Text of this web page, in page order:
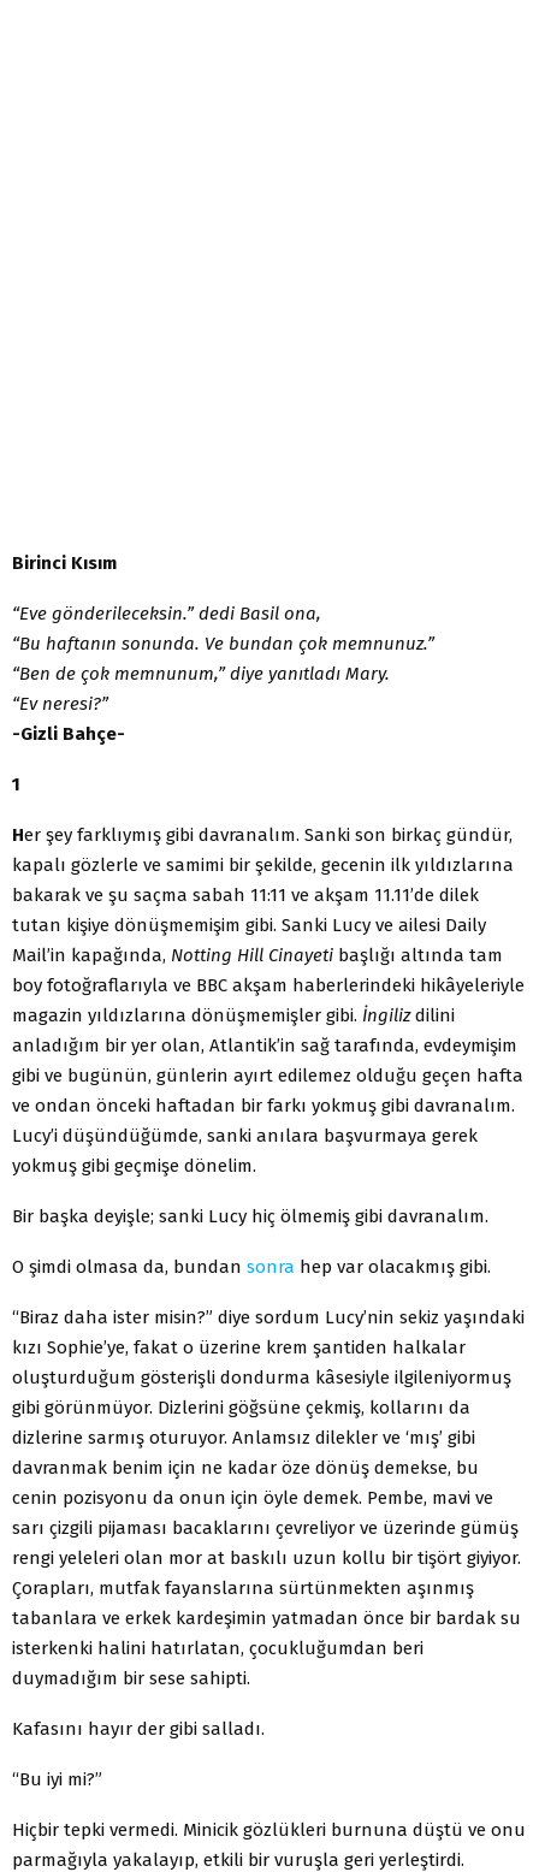
Birinci Kısım
“Eve gönderileceksin.” dedi Basil ona,
“Bu haftanın sonunda. Ve bundan çok memnunuz.”
“Ben de çok memnunum,” diye yanıtladı Mary.
“Ev neresi?”
-Gizli Bahçe-
1
Her şey farklıymış gibi davranalım. Sanki son birkaç gündür,
kapalı gözlerle ve samimi bir şekilde, gecenin ilk yıldızlarına
bakarak ve şu saçma sabah 11:11 ve akşam 11.11’de dilek
tutan kişiye dönüşmemişim gibi. Sanki Lucy ve ailesi Daily
Mail’in kapağında, Notting Hill Cinayeti başlığı altında tam
boy fotoğraflarıyla ve BBC akşam haberlerindeki hikâyeleriyle
magazin yıldızlarına dönüşmemişler gibi. İngilizdilini
anladığım bir yer olan, Atlantik’in sağ tarafında, evdeymişim
gibi ve bugünün, günlerin ayırt edilemez olduğu geçen hafta
ve ondan önceki haftadan bir farkı yokmuş gibi davranalım.
Lucy’i düşündüğümde, sanki anılara başvurmaya gerek
yokmuş gibi geçmişe dönelim.
Bir başka deyişle; sanki Lucy hiç ölmemiş gibi davranalım.
O şimdi olmasa da, bundan sonra hep var olacakmış gibi.
“Biraz daha ister misin?” diye sordum Lucy’nin sekiz yaşındaki
kızı Sophie’ye, fakat o üzerine krem şantiden halkalar
oluşturduğum gösterişli dondurma kâsesiyle ilgileniyormuş
gibi görünmüyor. Dizlerini göğsüne çekmiş, kollarını da
dizlerine sarmış oturuyor. Anlamsız dilekler ve ‘mış’ gibi
davranmak benim için ne kadar öze dönüş demekse, bu
cenin pozisyonu da onun için öyle demek. Pembe, mavi ve
sarı çizgili pijaması bacaklarını çevreliyor ve üzerinde gümüş
rengi yeleleri olan mor at baskılı uzun kollu bir tişört giyiyor.
Çorapları, mutfak fayanslarına sürtünmekten aşınmış
tabanlara ve erkek kardeşimin yatmadan önce bir bardak su
isterkenki halini hatırlatan, çocukluğumdan beri
duymadığım bir sese sahipti.
Kafasını hayır der gibi salladı.
“Bu iyi mi?”
Hiçbir tepki vermedi. Minicik gözlükleri burnuna düştü ve onu
parmağıyla yakalayıp, etkili bir vuruşla geri yerleştirdi.